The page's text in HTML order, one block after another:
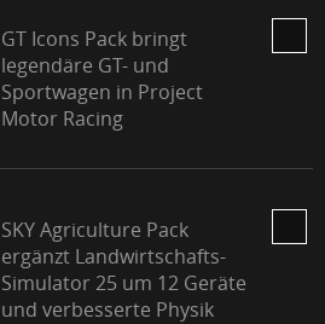
GT Icons Pack bringt
legendäre GT- und
Sportwagen in Project
Motor Racing
SKY Agriculture Pack
ergänzt Landwirtschafts-
Simulator 25 um 12 Geräte
und verbesserte Physik